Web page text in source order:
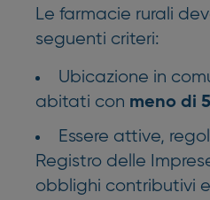
Le farmacie rurali
seguenti criteri:
Ubicazione in
abitati con meno di
Essere attive,
Registro delle
obblighi contributivi